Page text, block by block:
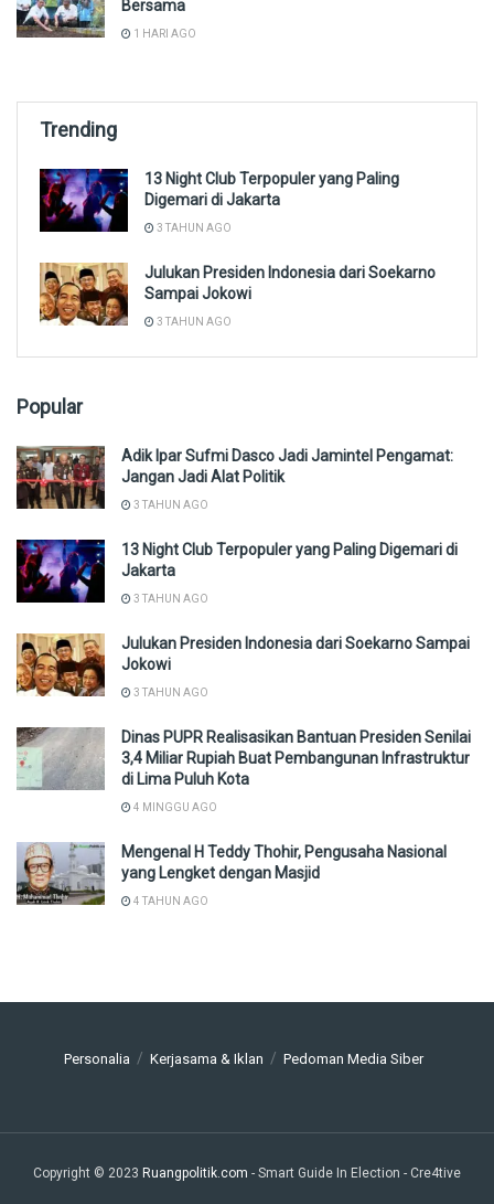
Bersama
1 HARI AGO
Trending
13 Night Club Terpopuler yang Paling
Digemari di Jakarta
3 TAHUN AGO
Julukan Presiden Indonesia dari Soekarno
Sampai Jokowi
3 TAHUN AGO
Popular
Adik Ipar Sufmi Dasco Jadi Jamintel Pengamat:
Jangan Jadi Alat Politik
3 TAHUN AGO
13 Night Club Terpopuler yang Paling Digemari di
Jakarta
3 TAHUN AGO
Julukan Presiden Indonesia dari Soekarno Sampai
Jokowi
3 TAHUN AGO
Dinas PUPR Realisasikan Bantuan Presiden Senilai
3,4 Miliar Rupiah Buat Pembangunan Infrastruktur
di Lima Puluh Kota
4 MINGGU AGO
Mengenal H Teddy Thohir, Pengusaha Nasional
yang Lengket dengan Masjid
4 TAHUN AGO
Personalia Kerjasama & Iklan Pedoman Media Siber
Copyright © 2023 Ruangpolitik.com - Smart Guide In Election - Cre4tive